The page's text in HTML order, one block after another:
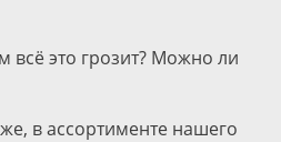
всё это грозит? Можно ли
в ассортименте нашего